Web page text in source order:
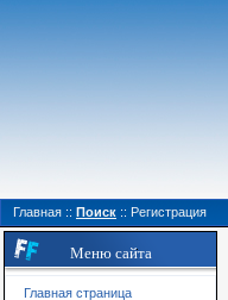
Главная :: Поиск :: Регистрация
Меню сайта
Главная страница